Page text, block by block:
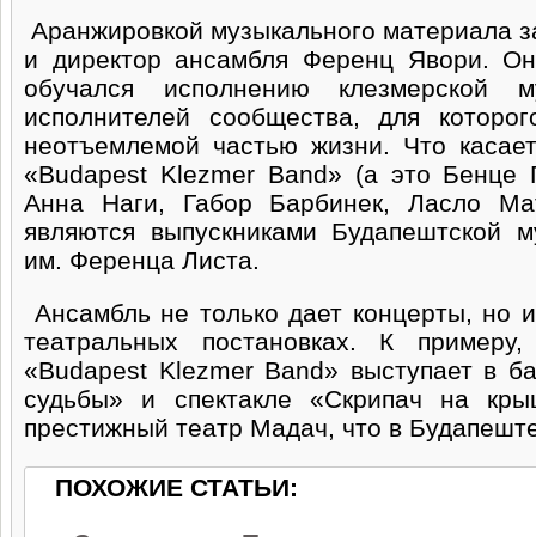
Аранжировкой музыкального материала
и директор ансамбля Ференц Явори.
обучался исполнению клезмерской
исполнителей сообщества, для
неотъемлемой частью жизни. Что
«Budapest Klezmer Band» (а это Бенце
Анна Наги, Габор Барбинек, Ласло
являются выпускниками Будапештской
им. Ференца Листа.
Ансамбль не только дает концерты, но
театральных постановках. К
«Budapest Klezmer Band» выступает в
судьбы» и спектакле «Скрипач на
престижный театр Мадач, что в
ПОХОЖИЕ СТАТЬИ: